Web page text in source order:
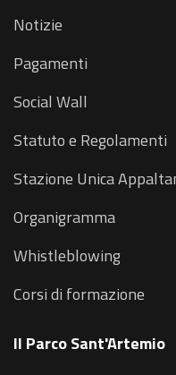
Notizie
Pagamenti
Social Wall
Statuto e Regolamenti
Stazione Unica
Organigramma
Whistleblowing
Corsi di formazione
Il Parco Sant'Artemio